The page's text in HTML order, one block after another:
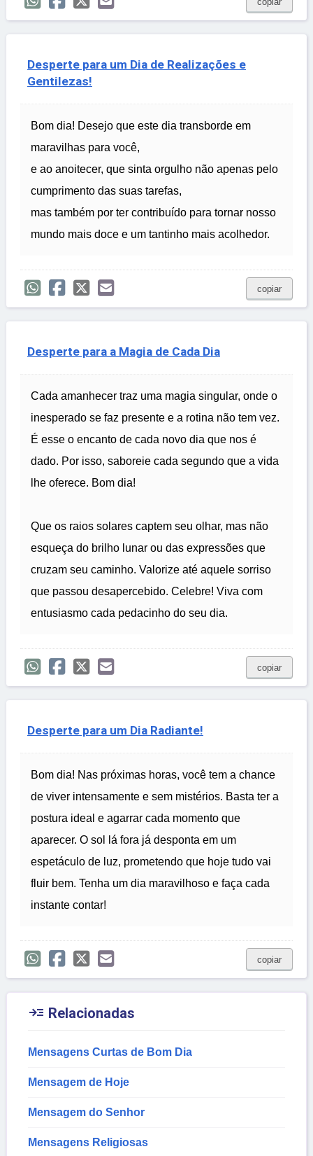
Desperte para um Dia de Realizações e
Gentilezas!
Bom dia! Desejo que este dia transborde em
maravilhas para você,
e ao anoitecer, que sinta orgulho não apenas pelo
cumprimento das suas tarefas,
mas também por ter contribuído para tornar nosso
mundo mais doce e um tantinho mais acolhedor.
copiar
Desperte para a Magia de Cada Dia
Cada amanhecer traz uma magia singular, onde o
inesperado se faz presente e a rotina não tem vez.
É esse o encanto de cada novo dia que nos é
dado. Por isso, saboreie cada segundo que a vida
lhe oferece. Bom dia!
Que os raios solares captem seu olhar, mas não
esqueça do brilho lunar ou das expressões que
cruzam seu caminho. Valorize até aquele sorriso
que passou desapercebido. Celebre! Viva com
entusiasmo cada pedacinho do seu dia.
copiar
Desperte para um Dia Radiante!
Bom dia! Nas próximas horas, você tem a chance
de viver intensamente e sem mistérios. Basta ter a
postura ideal e agarrar cada momento que
aparecer. O sol lá fora já desponta em um
espetáculo de luz, prometendo que hoje tudo vai
fluir bem. Tenha um dia maravilhoso e faça cada
instante contar!
copiar
 Relacionadas
Mensagens Curtas de Bom Dia
Mensagem de Hoje
Mensagem do Senhor
Mensagens Religiosas